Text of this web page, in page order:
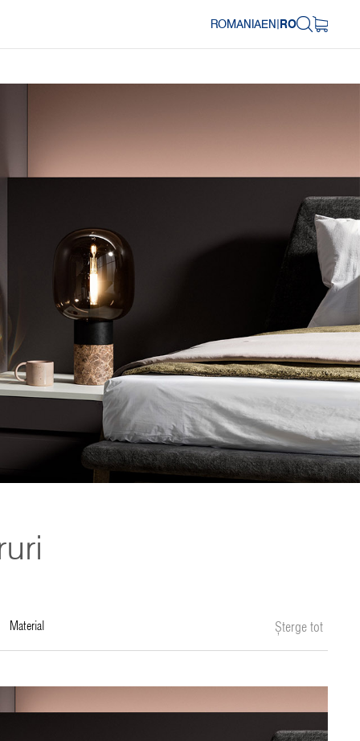
ROMANIAEN|RO
material Șterge tot